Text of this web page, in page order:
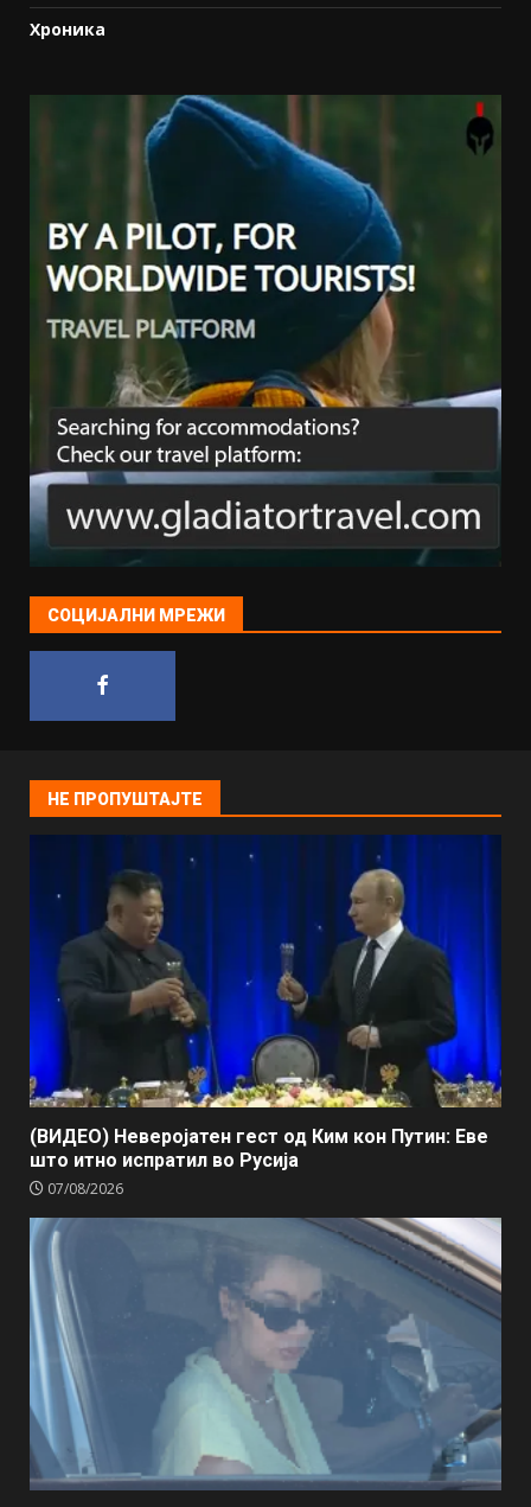
Хроника
СОЦИЈАЛНИ МРЕЖИ
НЕ ПРОПУШТАЈТЕ
(ВИДЕО) Неверојатен гест од Ким кон Путин: Еве
што итно испратил во Русија
07/08/2026